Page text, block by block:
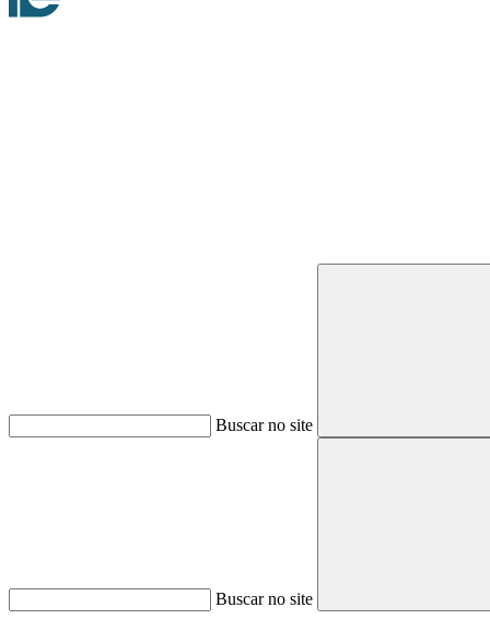
Buscar no site
Buscar no site